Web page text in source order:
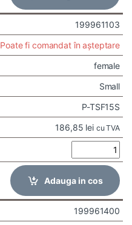
199961103
Poate fi comandat în așteptare
female
Small
P-TSF15S
186,85 lei cu TVA
Adauga in cos
199961400